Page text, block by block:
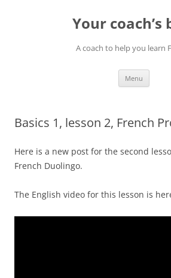
Your coach’s
A coach to help you learn
Menu
Basics 1, lesson 2, French
Here is a new post for the second
French Duolingo.
The English video for this lesson is